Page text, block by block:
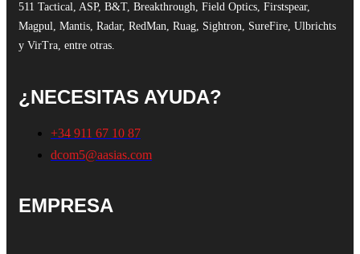
511 Tactical, ASP, B&T, Breakthrough, Field Optics, Firstspear,
Magpul, Mantis, Radar, RedMan, Ruag, Sightron, SureFire, Ulbrichts
y VirTra, entre otras.
¿NECESITAS AYUDA?
+34 911 67 10 87
dcom5@aasias.com
EMPRESA